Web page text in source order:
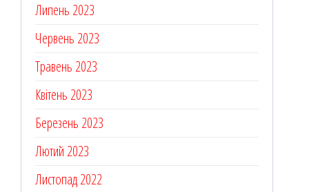
Липень 2023
Червень 2023
Травень 2023
Квітень 2023
Березень 2023
Лютий 2023
Листопад 2022